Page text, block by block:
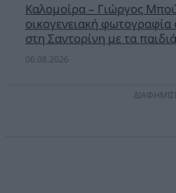
Καλομοίρα – Γιώργος
οικογενειακή φωτογραφία
στη Σαντορίνη με τα
06.08.2026